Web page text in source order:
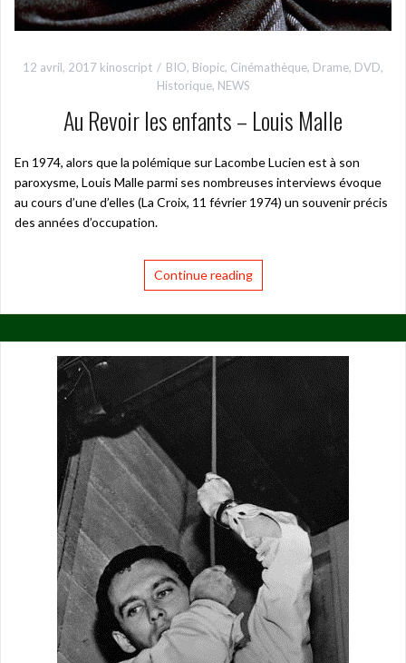
12 avril, 2017 kinoscript BIO, Biopic, Cinémathèque, Drame, DVD,
Historique, NEWS
Au Revoir les enfants – Louis Malle
En 1974, alors que la polémique sur Lacombe Lucien est à son
paroxysme, Louis Malle parmi ses nombreuses interviews évoque
au cours d’une d’elles (La Croix, 11 février 1974) un souvenir précis
des années d’occupation.
Continue reading